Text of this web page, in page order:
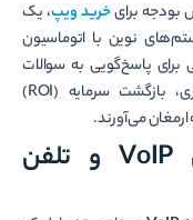
بودجه برایخرید ویپ، یک
نوین با اتوماسیون
برای پاسخ‌گویی به سوالات
تکراری و مسدودسازی خودکار حملات سایبری، بازگشت سرمایه (ROI)
می‌آورند.
جدیدترین ترندهای فناوری VoIP و تلفن